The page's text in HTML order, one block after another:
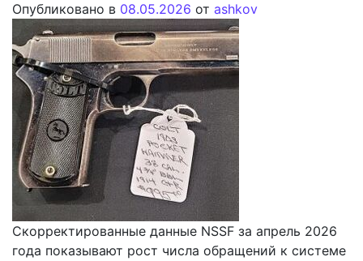
Опубликовано в 08.05.2026 от ashkov
Скорректированные данные NSSF за апрель 2026
года показывают рост числа обращений к системе